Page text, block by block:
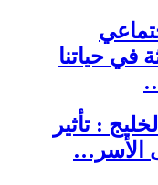
في حياتنا
: تأثير
الأسر…